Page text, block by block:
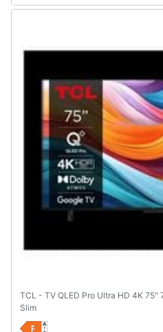
TCL - TV QLED Pro Ultra HD 4K 75"
Slim